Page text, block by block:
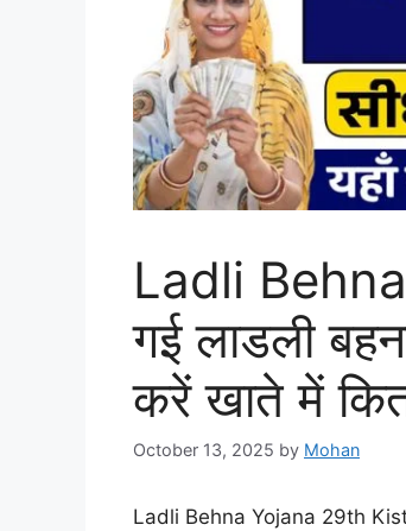
Ladli
गई लाडली
करें खाते में
October 13, 2025 by Mohan
Ladli Behna Yojana 29th Kist :